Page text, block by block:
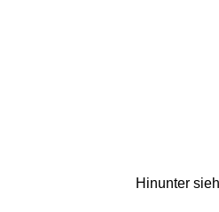
Hinunter